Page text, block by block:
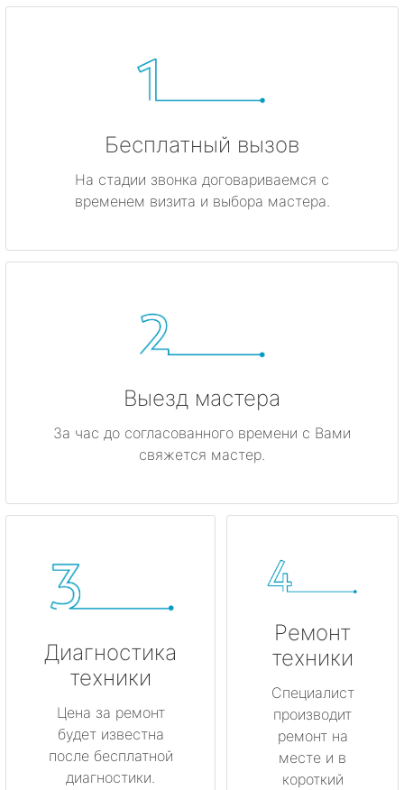
Бесплатный вызов
На стадии звонка договариваемся с
временем визита и выбора мастера.
Выезд мастера
За час до согласованного времени с Вами
свяжется мастер.
Диагностика
техники
Цена за ремонт
будет известна
после бесплатной
диагностики.
Ремонт
техники
Специалист
производит
ремонт на
месте и в
короткий